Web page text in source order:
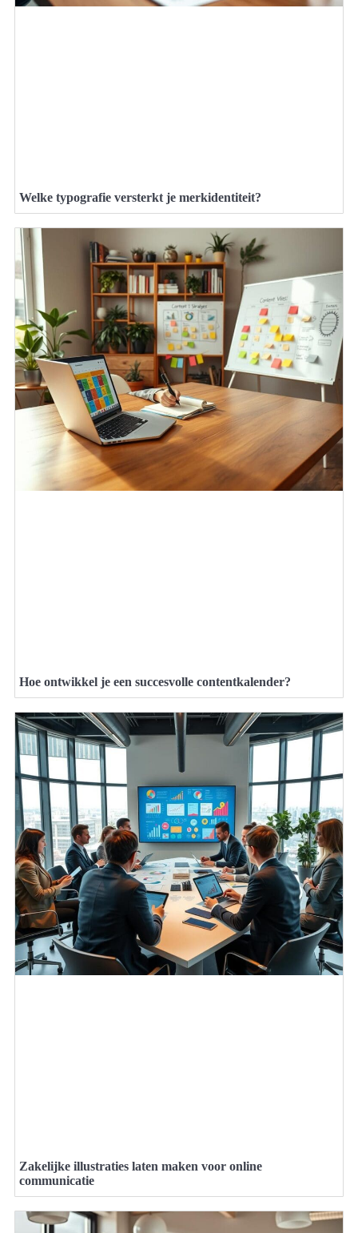
Welke typografie versterkt je merkidentiteit?
Hoe ontwikkel je een succesvolle contentkalender?
Zakelijke illustraties laten maken voor online
communicatie